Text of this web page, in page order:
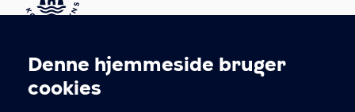
Cookieindstillinger
Denne hjemmeside bruger
cookies
Kontakt Københavns Kommune
T